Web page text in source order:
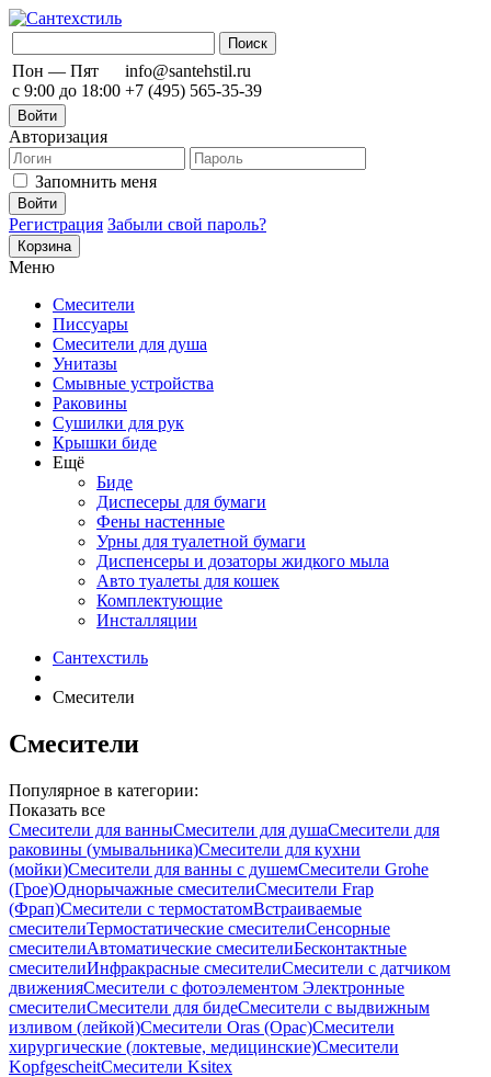
Пон — Пят
с 9:00 до 18:00
info@santehstil.ru
+7 (495) 565-35-39
Войти
Авторизация
Запомнить меня
Регистрация Забыли свой пароль?
Корзина
Меню
Смесители
Писсуары
Смесители для душа
Унитазы
Смывные устройства
Раковины
Сушилки для рук
Крышки биде
Ещё
Биде
Диспесеры для бумаги
Фены настенные
Урны для туалетной бумаги
Диспенсеры и дозаторы жидкого мыла
Авто туалеты для кошек
Комплектующие
Инсталляции
Сантехстиль
Смесители
Смесители
Популярное в категории:
Показать все
Смесители для ванныСмесители для душаСмесители для
раковины (умывальника)Смесители для кухни
(мойки)Смесители для ванны с душемСмесители Grohe
(Грое)Однорычажные смесителиСмесители Frap
(Фрап)Смесители с термостатомВстраиваемые
смесителиТермостатические смесителиСенсорные
смесителиАвтоматические смесителиБесконтактные
смесителиИнфракрасные смесителиСмесители с датчиком
движенияСмесители с фотоэлементом Электронные
смесителиСмесители для бидеСмесители с выдвижным
изливом (лейкой)Смесители Oras (Орас)Смесители
хирургические (локтевые, медицинские)Смесители
KopfgescheitСмесители Ksitex